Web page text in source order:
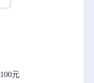
100元